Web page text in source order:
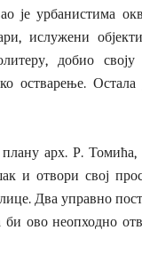
је урбанистима
ислужени
добио
остварење.
арх. Р. Томића,
и отвори свој
Два управно
би ово неопходно